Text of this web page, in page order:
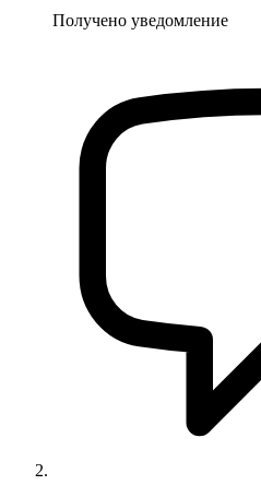
Получено уведомление